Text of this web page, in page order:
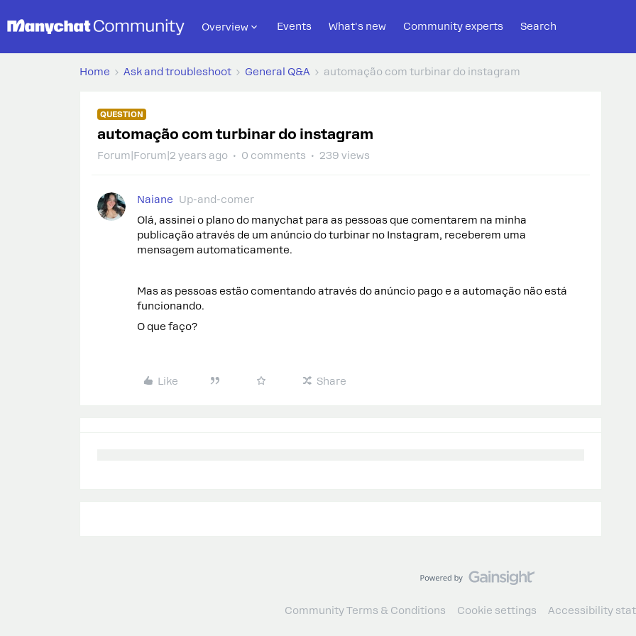
Overview Events What's new Community experts Search
Home Ask and troubleshoot General Q&A automação com turbinar do instagram
QUESTION
automação com turbinar do instagram
Forum|Forum|2 years ago 0 comments 239 views
Naiane
Up-and-comer
Olá, assinei o plano do manychat para as pessoas que comentarem na minha
publicação através de um anúncio do turbinar no Instagram, receberem uma
mensagem automaticamente.
Mas as pessoas estão comentando através do anúncio pago e a automação não está
funcionando.
O que faço?
Like Share
Community Terms & Conditions Cookie settings Accessibility